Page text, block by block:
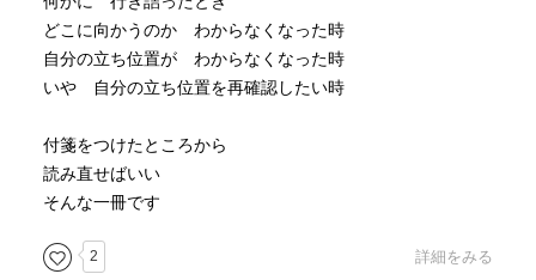
どこに向かうのか わからなくなった時
自分の立ち位置が わからなくなった時
いや 自分の立ち位置を再確認したい時
付箋をつけたところから
読み直せばいい
そんな一冊です
2 詳細をみる